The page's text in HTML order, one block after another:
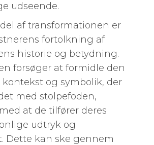
udseende.
af transformationen er
fortolkning af
historie og betydning.
forsøger at formidle den
kontekst og symbolik, der
med stolpefoden,
at de tilfører deres
udtryk og
Dette kan ske gennem